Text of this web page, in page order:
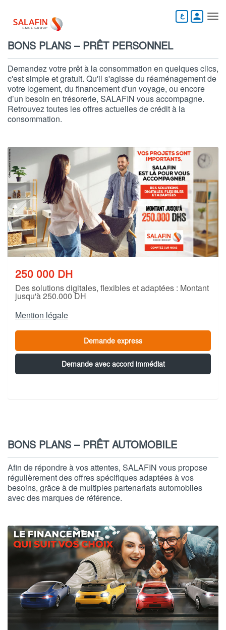
contenu
principal
person
BONS PLANS – PRÊT PERSONNEL
Demandez votre prêt à la consommation en quelques clics,
c'est simple et gratuit. Qu'il s'agisse du réaménagement de
votre logement, du financement d'un voyage, ou encore
d’un besoin en trésorerie, SALAFIN vous accompagne.
Retrouvez toutes les offres actuelles de crédit à la
consommation.
250 000 DH
Des solutions digitales, flexibles et adaptées : Montant
jusqu'à 250.000 DH
Mention légale
Demande express
Demande avec accord immédiat
BONS PLANS – PRÊT AUTOMOBILE
Afin de répondre à vos attentes, SALAFIN vous propose
régulièrement des offres spécifiques adaptées à vos
besoins, grâce à de multiples partenariats automobiles
avec des marques de référence.